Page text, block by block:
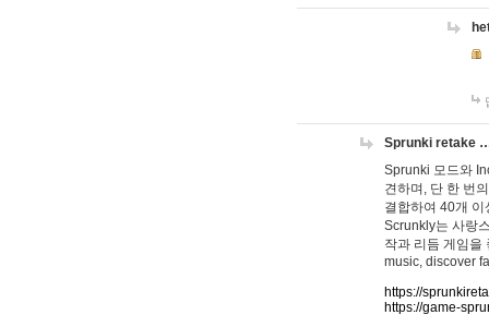
Sprunki retake
Sprunki 모드와
견하며, 단 한 번
결합하여 40개
Scrunkly는 사랑
작과 리듬 게임을
music, discover
https://
https://game-